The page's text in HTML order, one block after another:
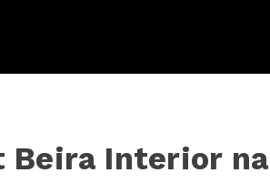
Beira Interior na